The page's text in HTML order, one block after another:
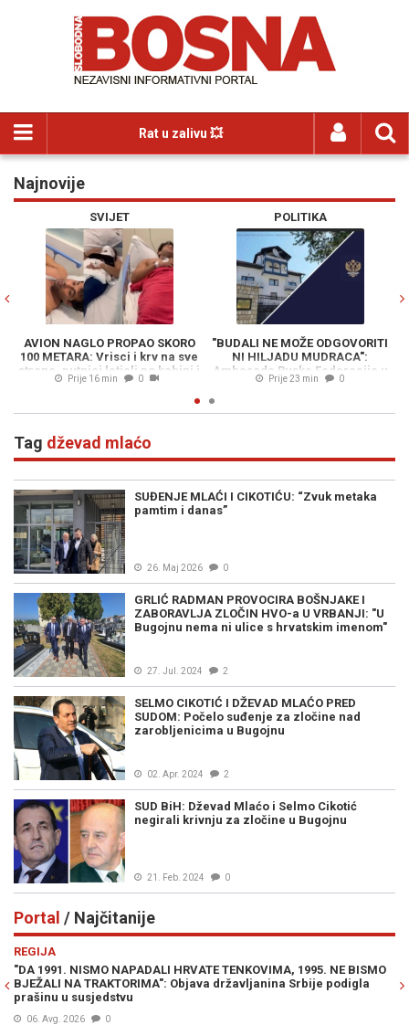
Rat u zalivu 💥
Najnovije
SVIJET
AVION NAGLO PROPAO SKORO
100 METARA: Vrisci i krv na sve
strane, putnici letjeli po kabini i
udarali glavom o plafon (VIDEO)
Prije 16 min 0
POLITIKA
"BUDALI NE MOŽE ODGOVORITI
NI HILJADU MUDRACA":
Ambasada Ruske Federacije u
BiH žestoko i nediplomatski
Blagojevića
Prije 23 min 0
Tag dževad mlaćo
SUĐENJE MLAĆI I CIKOTIĆU: “Zvuk metaka
pamtim i danas”
26. Maj 2026 0
GRLIĆ RADMAN PROVOCIRA BOŠNJAKE I
ZABORAVLJA ZLOČIN HVO-a U VRBANJI: "U
Bugojnu nema ni ulice s hrvatskim imenom"
27. Jul. 2024 2
SELMO CIKOTIĆ I DŽEVAD MLAĆO PRED
SUDOM: Počelo suđenje za zločine nad
zarobljenicima u Bugojnu
02. Apr. 2024 2
SUD BiH: Dževad Mlaćo i Selmo Cikotić
negirali krivnju za zločine u Bugojnu
21. Feb. 2024 0
Portal / Najčitanije
REGIJA
"DA 1991. NISMO NAPADALI HRVATE TENKOVIMA, 1995. NE BISMO
BJEŽALI NA TRAKTORIMA": Objava državljanina Srbije podigla
prašinu u susjedstvu
06. Avg. 2026 0